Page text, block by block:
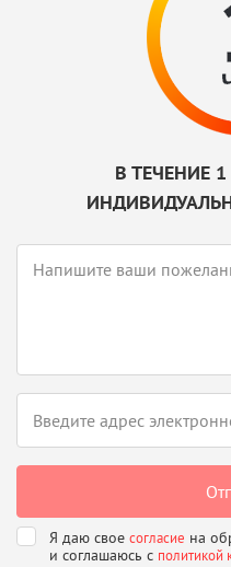
В ТЕЧЕНИЕ
Я даю свое согласие на
и соглашаюсь с политикой